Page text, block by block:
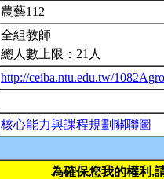
農藝112
全組教師
總人數上限：21人
http://ceiba.ntu.edu.tw/
核心能力與課程規劃關聯圖
為確保您我的權利,